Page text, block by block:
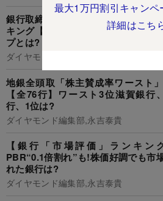
最大1万円割引キャンペ
詳細はこち
銀行取締役&監査役「株主賛成率ワー
キング【全819人】1位・2位に入っ
プとは?
ダイヤモンド編集部,片田江康男
地銀全頭取「株主賛成率ワースト
【全76行】ワースト3位滋賀銀行
行、1位は?
ダイヤモンド編集部,永吉泰貴
【銀行「市場評価」ランキン
PBR“0.1倍割れ”も!株価好調でも市
れた銀行は?
ダイヤモンド編集部,永吉泰貴